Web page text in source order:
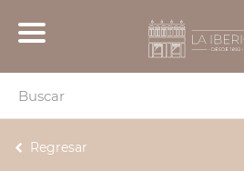
Regresar